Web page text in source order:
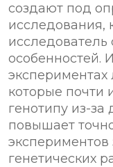
создают под
исследования,
исследователь
особенностей.
которые почти
генотипу из-
повышает
генетических